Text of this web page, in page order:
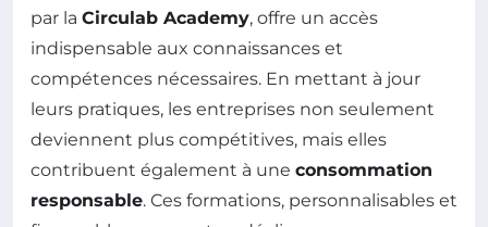
par la Circulab Academy, offre un accès
indispensable aux connaissances et
compétences nécessaires. En mettant à jour
leurs pratiques, les entreprises non seulement
deviennent plus compétitives, mais elles
contribuent également à une consommation
responsable. Ces formations, personnalisables et